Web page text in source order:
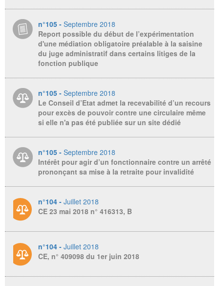
n°105 - Septembre 2018
Report possible du début de l’expérimentation
d'une médiation obligatoire préalable à la saisine
du juge administratif dans certains litiges de la
fonction publique
n°105 - Septembre 2018
Le Conseil d’Etat admet la recevabilité d’un recours
pour excès de pouvoir contre une circulaire même
si elle n'a pas été publiée sur un site dédié
n°105 - Septembre 2018
Intérêt pour agir d’un fonctionnaire contre un arrêté
prononçant sa mise à la retraite pour invalidité
n°104 - Juillet 2018
CE 23 mai 2018 n° 416313, B
n°104 - Juillet 2018
CE, n° 409098 du 1er juin 2018